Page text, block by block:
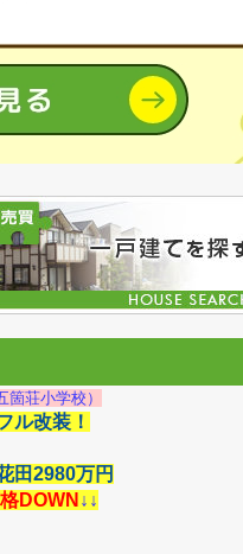
箇荘小学校）
ル改装！
田2980万円
DOWN ↓↓